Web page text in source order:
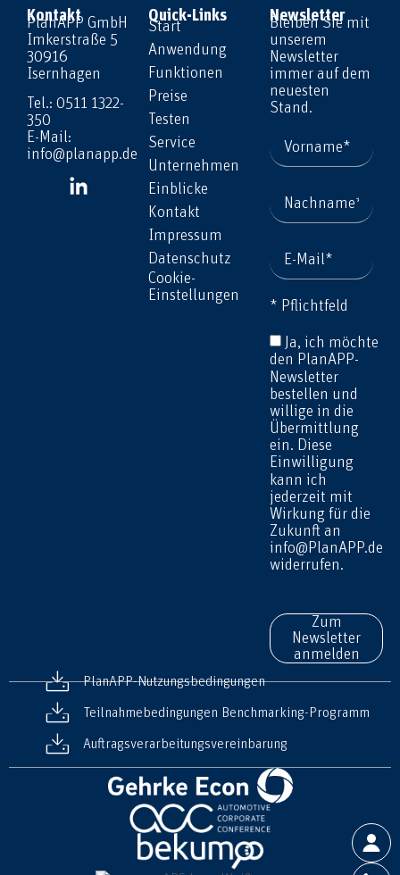
Kontakt
PlanAPP GmbH
Imkerstraße 5
30916
Isernhagen
Tel.: 0511 1322-
350
E-Mail:
info@planapp.de
Quick-Links
Start
Anwendung
Funktionen
Preise
Testen
Service
Unternehmen
Einblicke
Kontakt
Impressum
Datenschutz
Cookie-
Einstellungen
Newsletter
Bleiben Sie mit
unserem
Newsletter
immer auf dem
neuesten
Stand.
* Pflichtfeld
Ja, ich möchte
den PlanAPP-
Newsletter
bestellen und
willige in die
Übermittlung
ein. Diese
Einwilligung
kann ich
jederzeit mit
Wirkung für die
Zukunft an
info@PlanAPP.de
widerrufen.
Zum
Newsletter
anmelden
PlanAPP-Nutzungsbedingungen
Teilnahmebedingungen Benchmarking-Programm
Auftragsverarbeitungsvereinbarung